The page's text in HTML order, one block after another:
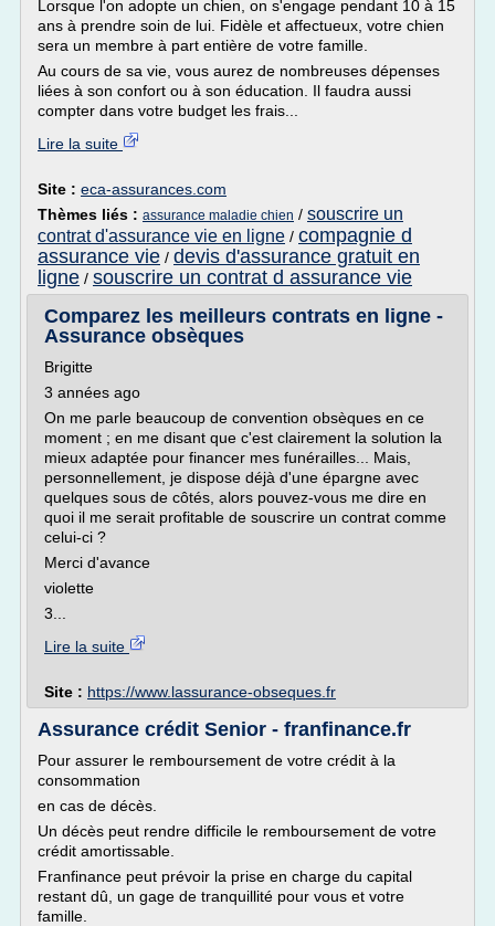
Lorsque l'on adopte un chien, on s'engage pendant 10 à 15
ans à prendre soin de lui. Fidèle et affectueux, votre chien
sera un membre à part entière de votre famille.
Au cours de sa vie, vous aurez de nombreuses dépenses
liées à son confort ou à son éducation. Il faudra aussi
compter dans votre budget les frais...
Lire la suite
Site : eca-assurances.com
Thèmes liés : assurance maladie chien / souscrire un
contrat d'assurance vie en ligne / compagnie d
assurance vie / devis d'assurance gratuit en
ligne / souscrire un contrat d assurance vie
Comparez les meilleurs contrats en ligne -
Assurance obsèques
Brigitte
3 années ago
On me parle beaucoup de convention obsèques en ce
moment ; en me disant que c'est clairement la solution la
mieux adaptée pour financer mes funérailles... Mais,
personnellement, je dispose déjà d'une épargne avec
quelques sous de côtés, alors pouvez-vous me dire en
quoi il me serait profitable de souscrire un contrat comme
celui-ci ?
Merci d'avance
violette
3...
Lire la suite
Site : https://www.lassurance-obseques.fr
Assurance crédit Senior - franfinance.fr
Pour assurer le remboursement de votre crédit à la
consommation
en cas de décès.
Un décès peut rendre difficile le remboursement de votre
crédit amortissable.
Franfinance peut prévoir la prise en charge du capital
restant dû, un gage de tranquillité pour vous et votre
famille.